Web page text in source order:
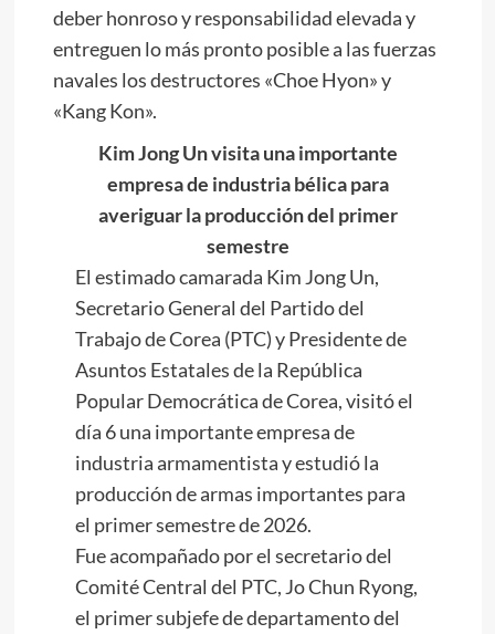
deber honroso y responsabilidad elevada y
entreguen lo más pronto posible a las fuerzas
navales los destructores «Choe Hyon» y
«Kang Kon».
Kim Jong Unvisita una importante
empresa de industria bélica para
averiguar la producción del primer
semestre
El estimado camarada Kim Jong Un,
Secretario General del Partido del
Trabajo de Corea (PTC) y Presidente de
Asuntos Estatales de la República
Popular Democrática de Corea, visitó el
día 6 una importante empresa de
industria armamentista y estudió la
producción de armas importantes para
el primer semestre de 2026.
Fue acompañado por el secretario del
Comité Central del PTC, Jo Chun Ryong,
el primer subjefe de departamento del